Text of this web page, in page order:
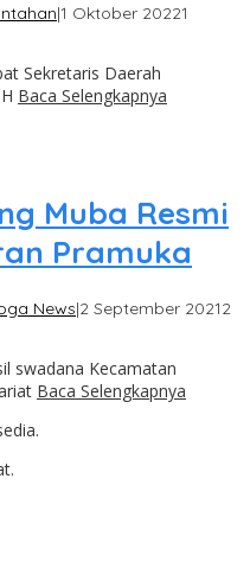
|1 Oktober 20221
Sekretaris Daerah
Baca Selengkapnya
Muba Resmi
Pramuka
News|2 September 20212
swadana Kecamatan
Baca Selengkapnya